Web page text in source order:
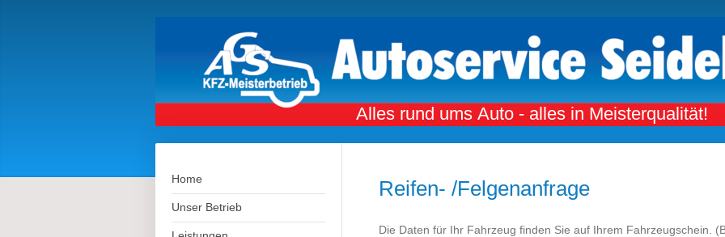
Alles rund ums Auto - alles in Meisterqualität!
Home
Unser Betrieb
Reifen- /Felgenanfrage
Die Daten für Ihr Fahrzeug finden Sie auf Ihrem Fahrzeugschein.